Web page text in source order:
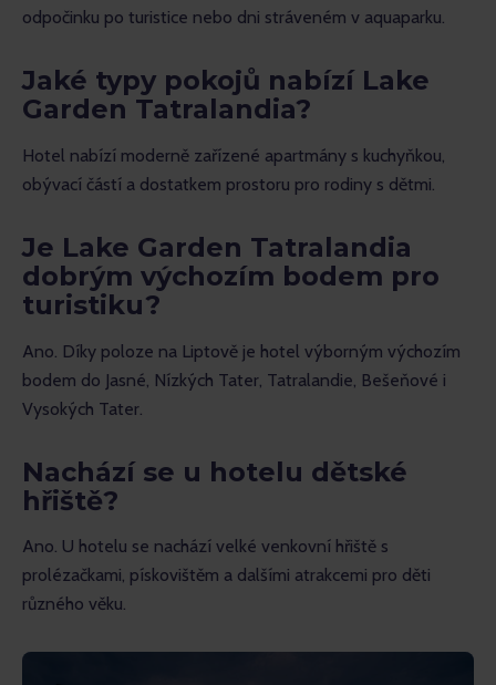
odpočinku po turistice nebo dni stráveném v aquaparku.
Jaké typy pokojů nabízí Lake
Garden Tatralandia?
Hotel nabízí moderně zařízené apartmány s kuchyňkou,
obývací částí a dostatkem prostoru pro rodiny s dětmi.
Je Lake Garden Tatralandia
dobrým výchozím bodem pro
turistiku?
Ano. Díky poloze na Liptově je hotel výborným výchozím
bodem do Jasné, Nízkých Tater, Tatralandie, Bešeňové i
Vysokých Tater.
Nachází se u hotelu dětské
hřiště?
Ano. U hotelu se nachází velké venkovní hřiště s
prolézačkami, pískovištěm a dalšími atrakcemi pro děti
různého věku.